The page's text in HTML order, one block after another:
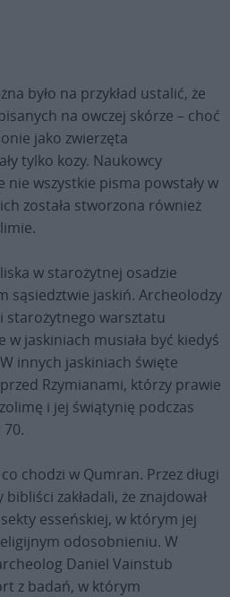
było na przykład ustalić, że
na owczej skórze – choć
jako zwierzęta
tylko kozy. Naukowcy
nie wszystkie pisma powstały w
została stworzona również
w starożytnej osadzie
sąsiedztwie jaskiń. Archeolodzy
starożytnego warsztatu
w jaskiniach musiała być kiedyś
innych jaskiniach święte
Rzymianami, którzy prawie
i jej świątynię podczas
chodzi w Qumran. Przez długi
bibliści zakładali, że znajdował
esseńskiej, w którym jej
odosobnieniu. W
Daniel Vainstub
z badań, w którym